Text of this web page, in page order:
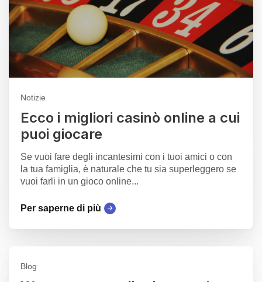
Notizie
Ecco i migliori casinò online a cui
puoi giocare
Se vuoi fare degli incantesimi con i tuoi amici o con
la tua famiglia, è naturale che tu sia superleggero se
vuoi farli in un gioco online...
Per saperne di più
Blog